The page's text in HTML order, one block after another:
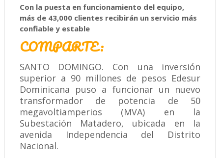
Con la puesta en funcionamiento del equipo,
más de 43,000 clientes recibirán un servicio más
confiable y estable
COMPARTE:
SANTO DOMINGO. Con una inversión
superior a 90 millones de pesos Edesur
Dominicana puso a funcionar un nuevo
transformador de potencia de 50
megavoltiamperios (MVA) en la
Subestación Matadero, ubicada en la
avenida Independencia del Distrito
Nacional.